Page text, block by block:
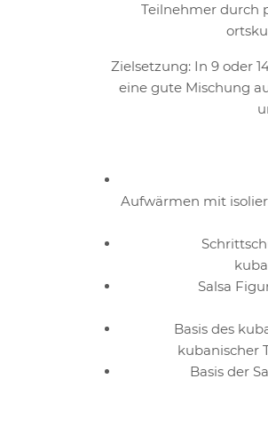
Teilnehmer durch
Zielsetzung: In 9 oder
eine gute Mischung
Aufwärmen mit
Salsa
Basis des
kubanischer
Basis der